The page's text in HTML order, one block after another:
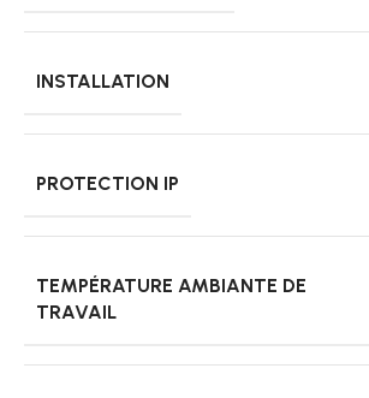
INSTALLATION
PROTECTION IP
TEMPÉRATURE AMBIANTE DE
TRAVAIL